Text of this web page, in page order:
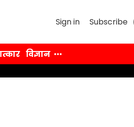
Sign in Subscribe
विज्ञान